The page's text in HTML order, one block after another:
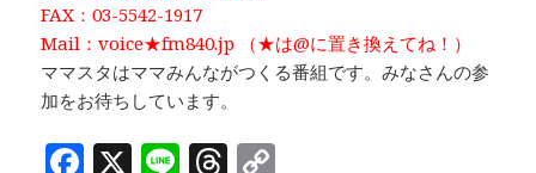
FAX：03-5542-1917
Mail：voice★fm840.jp （★は@に置き換えてね！）
ママスタはママみんながつくる番組です。みなさんの参
加をお待ちしています。
F X Li T